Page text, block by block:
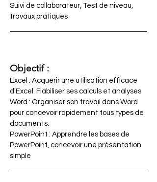
Suivi de collaborateur, Test de niveau,
travaux pratiques
Objectif :
Excel : Acquérir une utilisation efficace
d'Excel. Fiabiliser ses calculs et analyses
Word : Organiser son travail dans Word
pour concevoir rapidement tous types de
documents.
PowerPoint : Apprendre les bases de
PowerPoint, concevoir une présentation
simple